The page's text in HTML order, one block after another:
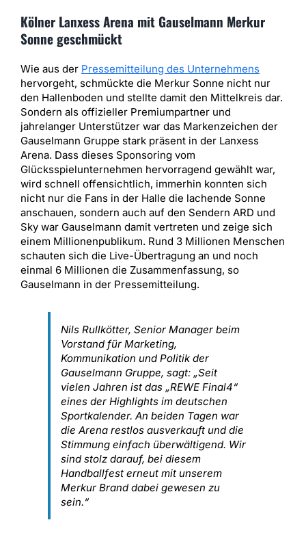
Kölner Lanxess Arena mit Gauselmann Merkur
Sonne geschmückt
Wie aus der Pressemitteilung des Unternehmens
hervorgeht, schmückte die Merkur Sonne nicht nur
den Hallenboden und stellte damit den Mittelkreis dar.
Sondern als offizieller Premiumpartner und
jahrelanger Unterstützer war das Markenzeichen der
Gauselmann Gruppe stark präsent in der Lanxess
Arena. Dass dieses Sponsoring vom
Glücksspielunternehmen hervorragend gewählt war,
wird schnell offensichtlich, immerhin konnten sich
nicht nur die Fans in der Halle die lachende Sonne
anschauen, sondern auch auf den Sendern ARD und
Sky war Gauselmann damit vertreten und zeige sich
einem Millionenpublikum. Rund 3 Millionen Menschen
schauten sich die Live-Übertragung an und noch
einmal 6 Millionen die Zusammenfassung, so
Gauselmann in der Pressemitteilung.
Nils Rullkötter, Senior Manager beim
Vorstand für Marketing,
Kommunikation und Politik der
Gauselmann Gruppe, sagt: „Seit
vielen Jahren ist das „REWE Final4“
eines der Highlights im deutschen
Sportkalender. An beiden Tagen war
die Arena restlos ausverkauft und die
Stimmung einfach überwältigend. Wir
sind stolz darauf, bei diesem
Handballfest erneut mit unserem
Merkur Brand dabei gewesen zu
sein.“